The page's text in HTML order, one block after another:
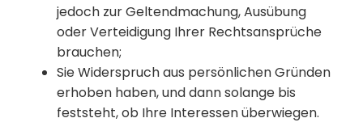
jedoch zur Geltendmachung, Ausübung
oder Verteidigung Ihrer Rechtsansprüche
brauchen;
Sie Widerspruch aus persönlichen Gründen
erhoben haben, und dann solange bis
feststeht, ob Ihre Interessen überwiegen.